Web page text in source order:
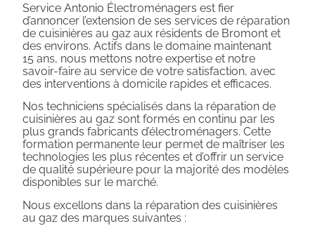
Service Antonio Électroménagers est fier
d’annoncer l’extension de ses services de réparation
de cuisinières au gaz aux résidents de Bromont et
des environs. Actifs dans le domaine maintenant
15 ans, nous mettons notre expertise et notre
savoir-faire au service de votre satisfaction, avec
des interventions à domicile rapides et efficaces.
Nos techniciens spécialisés dans la réparation de
cuisinières au gaz sont formés en continu par les
plus grands fabricants d’électroménagers. Cette
formation permanente leur permet de maîtriser les
technologies les plus récentes et d’offrir un service
de qualité supérieure pour la majorité des modèles
disponibles sur le marché.
Nous excellons dans la réparation des cuisinières
au gaz des marques suivantes :